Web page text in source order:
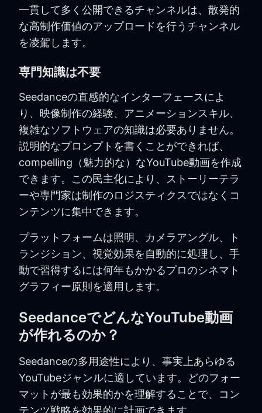
一貫して多く公開できるチャンネルは、散発的
な高制作価値のアップロードを行うチャンネル
を凌駕します。
専門知識は不要
Seedanceの直感的なインターフェースによ
り、映像制作の経験、アニメーションスキル、
複雑なソフトウェアの知識は必要ありません。
説明的なプロンプトを書くことができれば、
compelling（魅力的な）なYouTube動画を作成
できます。この民主化により、ストーリーテラ
ーや専門家は制作のロジスティクスではなくコ
ンテンツに集中できます。
プラットフォームは照明、カメラアングル、ト
ランジション、視覚効果を自動的に処理し、手
動で習得するには何年もかかるプロのシネマト
グラフィー原則を適用します。
SeedanceでどんなYouTube動画
が作れるのか？
Seedanceの多用途性により、事実上あらゆる
YouTubeジャンルに適しています。どのフォー
マットが最も効果的かを理解することで、コン
テンツ戦略を効果的に計画できます。